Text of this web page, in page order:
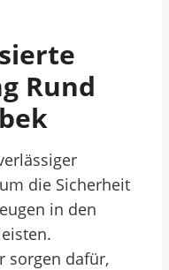
Rund
die Sicherheit
in den
sorgen dafür,